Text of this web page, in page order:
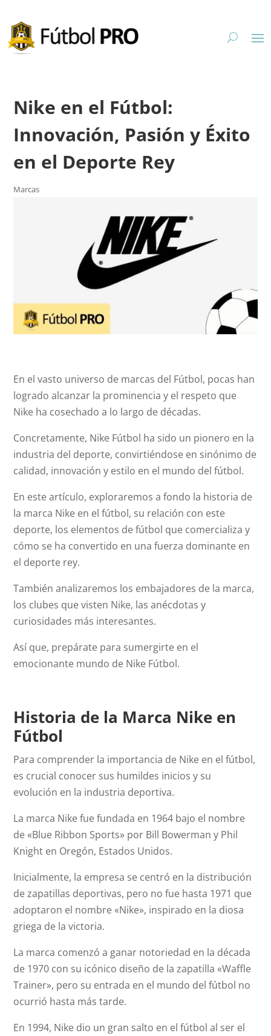
Nike en el Fútbol:
Innovación, Pasión y Éxito
en el Deporte Rey
Marcas
En el vasto universo de marcas del Fútbol, pocas han
logrado alcanzar la prominencia y el respeto que
Nike ha cosechado a lo largo de décadas.
Concretamente, Nike Fútbol ha sido un pionero en la
industria del deporte, convirtiéndose en sinónimo de
calidad, innovación y estilo en el mundo del fútbol.
En este artículo, exploraremos a fondo la historia de
la marca Nike en el fútbol, su relación con este
deporte, los elementos de fútbol que comercializa y
cómo se ha convertido en una fuerza dominante en
el deporte rey.
También analizaremos los embajadores de la marca,
los clubes que visten Nike, las anécdotas y
curiosidades más interesantes.
Así que, prepárate para sumergirte en el
emocionante mundo de Nike Fútbol.
Historia de la Marca Nike en
Fútbol
Para comprender la importancia de Nike en el fútbol,
es crucial conocer sus humildes inicios y su
evolución en la industria deportiva.
La marca Nike fue fundada en 1964 bajo el nombre
de «Blue Ribbon Sports» por Bill Bowerman y Phil
Knight en Oregón, Estados Unidos.
Inicialmente, la empresa se centró en la distribución
de zapatillas deportivas, pero no fue hasta 1971 que
adoptaron el nombre «Nike», inspirado en la diosa
griega de la victoria.
La marca comenzó a ganar notoriedad en la década
de 1970 con su icónico diseño de la zapatilla «Waffle
Trainer», pero su entrada en el mundo del fútbol no
ocurrió hasta más tarde.
En 1994, Nike dio un gran salto en el fútbol al ser el